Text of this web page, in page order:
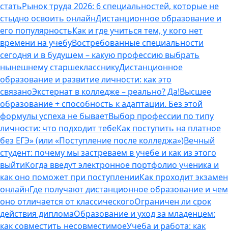
статьРынок труда 2026: 6 специальностей, которые не
стыдно освоить онлайнДистанционное образование и
его популярностьКак и где учиться тем, у кого нет
времени на учебуВостребованные специальности
сегодня и в будущем – какую профессию выбрать
нынешнему старшеклассникуДистанционное
образование и развитие личности: как это
связаноЭкстернат в колледже – реально? Да!Высшее
образование + способность к адаптации. Без этой
формулы успеха не бываетВыбор профессии по типу
личности: что подходит тебеКак поступить на платное
без ЕГЭ» (или «Поступление после колледжа»)Вечный
студент: почему мы застреваем в учебе и как из этого
выйтиКогда введут электронное портфолио ученика и
как оно поможет при поступленииКак проходит экзамен
онлайнГде получают дистанционное образование и чем
оно отличается от классическогоОграничен ли срок
действия дипломаОбразование и уход за младенцем:
как совместить несовместимоеУчеба и работа: как